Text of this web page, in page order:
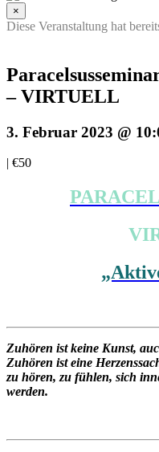
×
Diese Veranstaltung hat
– VIRTUELL
3. Februar 2023 @
| €50
Zuhören ist keine Kunst,
Zuhören ist eine
zu hören, zu fühlen, sich
werden.